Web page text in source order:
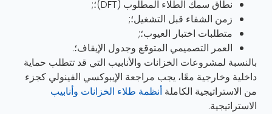
نطاق سمك الطلاء المطلوب (DFT)؛;
زمن الشفاء قبل التشغيل؛;
متطلبات اختبار العيوب؛;
العمر التصميمي المتوقع وجدول الإيقاف؛.
بالنسبة لمشروعات الخزانات والأنابيب التي قد تتطلب حماية
داخلية وخارجية معًا، يجب مراجعة الإيبوكسي الفينولي كجزء
من الاستراتيجية الكاملة أنظمة طلاء الخزانات وأنابيب
الاستراتيجية.